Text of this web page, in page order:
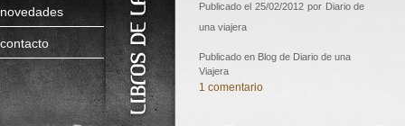
novedades
contacto
Publicado el 25/02/2012 por Diario de
una viajera
Publicado en Blog de Diario de una
Viajera
1 comentario